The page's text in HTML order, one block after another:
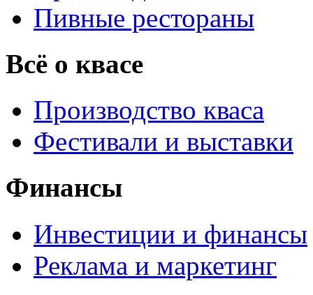
Пивные рестораны
Всё о квасе
Производство кваса
Фестивали и выставки
Финансы
Инвестиции и финансы
Реклама и маркетинг